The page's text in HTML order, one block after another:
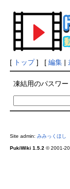
[ トップ] [ 編集|
凍結用のパスワー
Site admin: みみっくほし
PukiWiki 1.5.2© 2001-